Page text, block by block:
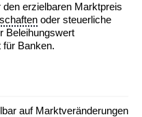
erzielbaren Marktpreis
oder steuerliche
Beleihungswert
Banken.
auf Marktveränderungen